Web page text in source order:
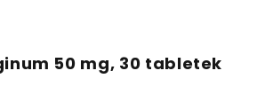
50 mg, 30 tabletek